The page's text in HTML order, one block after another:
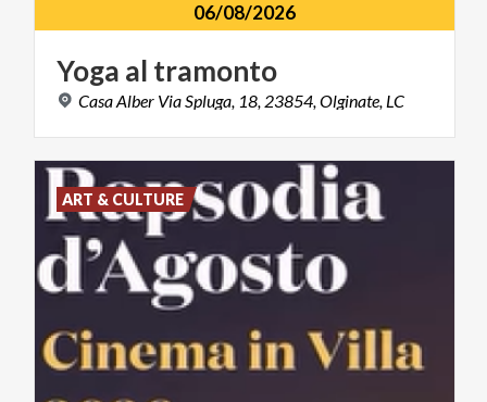
06/08/2026
Yoga al tramonto
CasaAlber Via Spluga, 18, 23854, Olginate, LC
ART & CULTURE